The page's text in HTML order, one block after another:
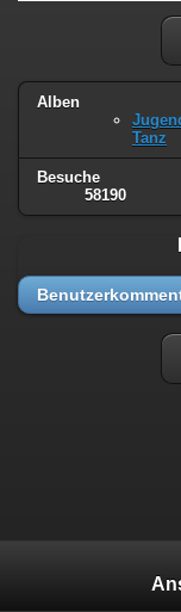
Alben
Tanz
Besuche
58190